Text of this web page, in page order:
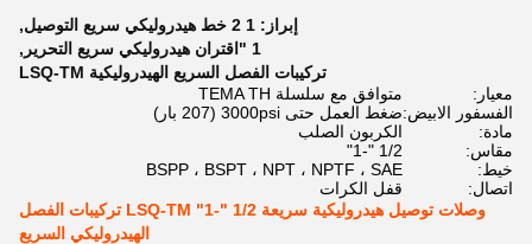
إبراز: 1 2 خط هيدروليكي سريع التوصيل
,
1 "اقتران هيدروليكي سريع التحرير
,
تركيبات الفصل السريع الهيدروليكية LSQ-TM
معيار:
متوافق مع سلسلة TEMA TH
الفسفور الابيض:ضغط العمل حتى 3000psi (207 بار)
مادة:
الكربون الصلب
مقاس:
1/2 "-1"
خيط:
BSPP ، BSPT ، NPT ، NPTF ، SAE
اتصال:
قفل الكرات
وصلات توصيل هيدروليكية سريعة 1/2 "-1" LSQ-TM تركيبات الفصل
الهيدروليكي السريع